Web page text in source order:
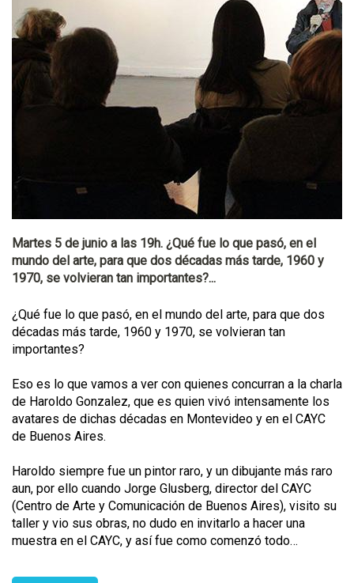
Martes 5 de junio a las 19h. ¿Qué fue lo que pasó, en el
mundo del arte, para que dos décadas más tarde, 1960 y
1970, se volvieran tan importantes?...
¿Qué fue lo que pasó, en el mundo del arte, para que dos
décadas más tarde, 1960 y 1970, se volvieran tan
importantes?
Eso es lo que vamos a ver con quienes concurran a la charla
de Haroldo Gonzalez, que es quien vivó intensamente los
avatares de dichas décadas en Montevideo y en el CAYC
de Buenos Aires.
Haroldo siempre fue un pintor raro, y un dibujante más raro
aun, por ello cuando Jorge Glusberg, director del CAYC
(Centro de Arte y Comunicación de Buenos Aires), visito su
taller y vio sus obras, no dudo en invitarlo a hacer una
muestra en el CAYC, y así fue como comenzó todo…